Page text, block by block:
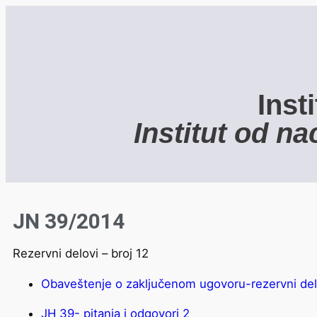
Institut od
JN 39/2014
Rezervni delovi – broj 12
Obaveštenje o zaključenom ugovoru-rezervni
ЈН 39- pitanja i odgovori 2